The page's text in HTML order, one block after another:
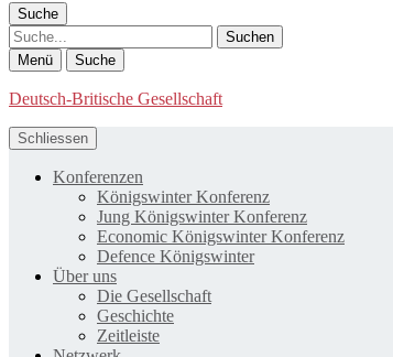
Suche
Suche
Menü Suche
Deutsch-Britische Gesellschaft
Schliessen
Konferenzen
Königswinter Konferenz
Jung Königswinter Konferenz
Economic Königswinter Konferenz
Defence Königswinter
Über uns
Die Gesellschaft
Geschichte
Zeitleiste